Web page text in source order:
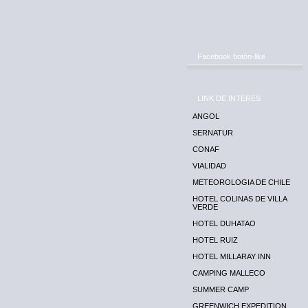
Facebook botón-like
LINK DE INTERES
ANGOL
SERNATUR
CONAF
VIALIDAD
METEOROLOGIA DE CHILE
HOTEL COLINAS DE VILLA
VERDE
HOTEL DUHATAO
HOTEL RUIZ
HOTEL MILLARAY INN
CAMPING MALLECO
SUMMER CAMP
GREENWICH EXPEDITION